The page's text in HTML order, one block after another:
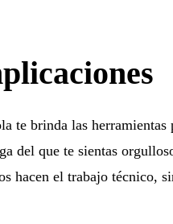
te brinda las herramientas
del que te sientas
hacen el trabajo técnico,